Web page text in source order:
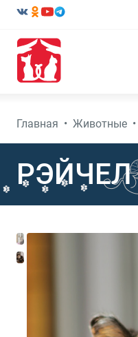
Главная • Животные •
РЭЙЧЕЛ